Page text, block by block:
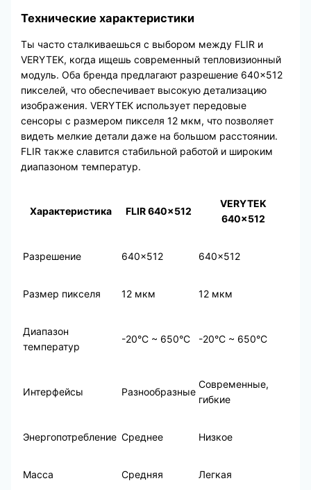
Технические характеристики
Ты часто сталкиваешься с выбором между FLIR и
VERYTEK, когда ищешь современный тепловизионный
модуль. Оба бренда предлагают разрешение 640×512
пикселей, что обеспечивает высокую детализацию
изображения. VERYTEK использует передовые
сенсоры с размером пикселя 12 мкм, что позволяет
видеть мелкие детали даже на большом расстоянии.
FLIR также славится стабильной работой и широким
диапазоном температур.
Характеристика FLIR 640×512
VERYTEK
640×512
Разрешение 640×512 640×512
Размер пикселя 12 мкм 12 мкм
Диапазон
температур
-20°C ~ 650°C -20°C ~ 650°C
Интерфейсы Разнообразные
Современные,
гибкие
Энергопотребление Среднее Низкое
Масса Средняя Легкая